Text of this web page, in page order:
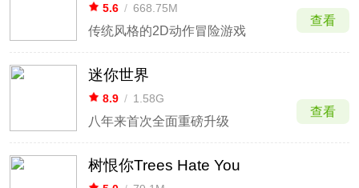
5.6 / 668.75M
传统风格的2D动作冒险游戏
查看
迷你世界
8.9 / 1.58G
八年来首次全面重磅升级
查看
树恨你Trees Hate You